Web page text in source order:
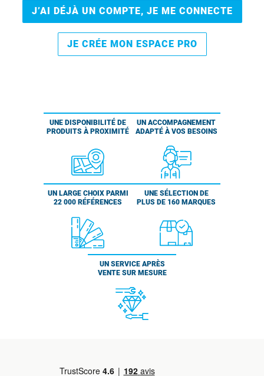
J’AI DÉJÀ UN COMPTE, JE ME CONNECTE
JE CRÉE MON ESPACE PRO
UNE DISPONIBILITÉ DE
PRODUITS À PROXIMITÉ
UN ACCOMPAGNEMENT
ADAPTÉ À VOS BESOINS
UN LARGE CHOIX PARMI
22 000 RÉFÉRENCES
UNE SÉLECTION DE
PLUS DE 160 MARQUES
UN SERVICE APRÈS
VENTE SUR MESURE